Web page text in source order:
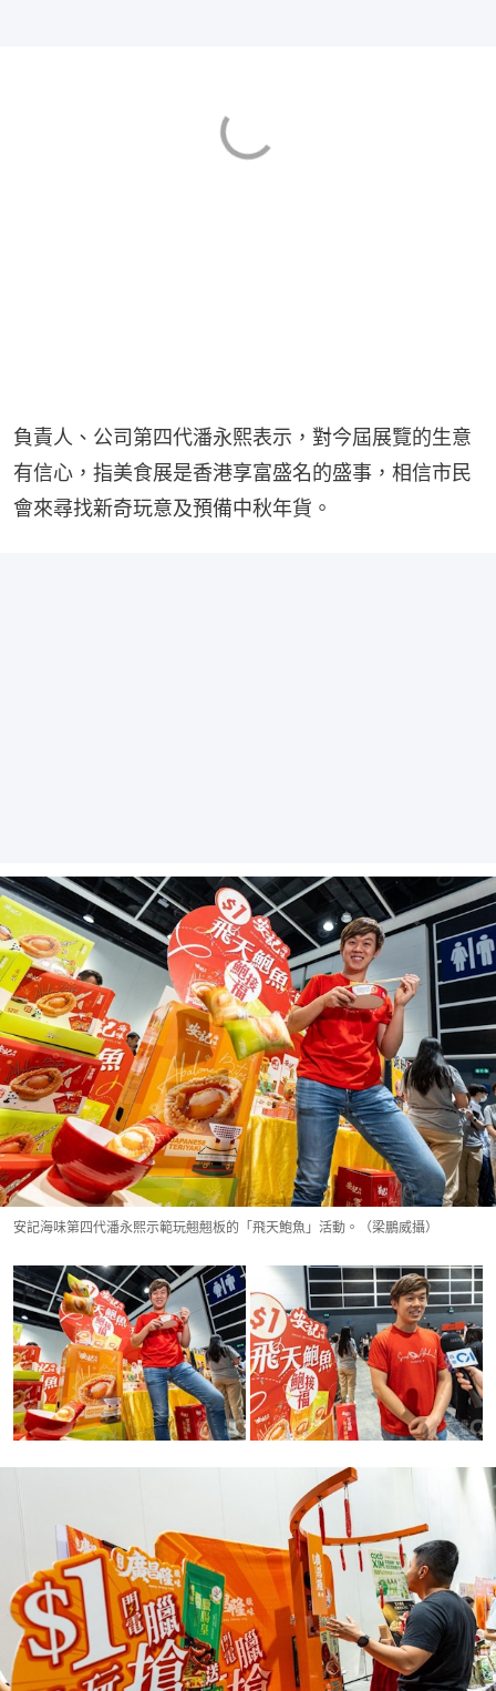
負責人、公司第四代潘永熙表示，對今屆展覽的生意
有信心，指美食展是香港享富盛名的盛事，相信市民
會來尋找新奇玩意及預備中秋年貨。
安記海味第四代潘永熙示範玩翹翹板的「飛天鮑魚」活動。（梁鵬威攝）